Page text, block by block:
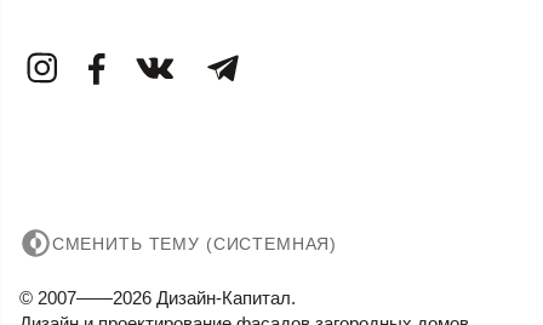
СМЕНИТЬ ТЕМУ (СИСТЕМНАЯ)
© 2007——2026 Дизайн-Капитал.